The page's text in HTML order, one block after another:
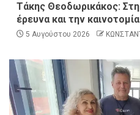
Τάκης Θεοδωρικάκος:
έρευνα και την καινοτομία
5 Αυγούστου 2026